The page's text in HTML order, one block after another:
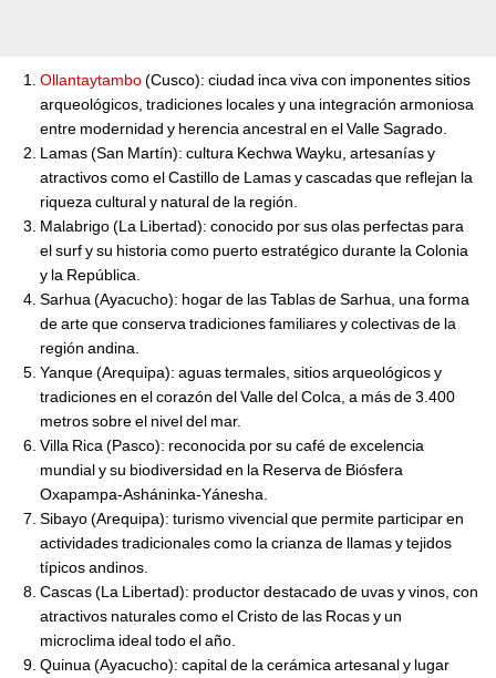
Ollantaytambo(Cusco): ciudad inca viva con imponentes sitios
arqueológicos, tradiciones locales y una integración armoniosa
entre modernidad y herencia ancestral en el Valle Sagrado.
Lamas (San Martín): cultura Kechwa Wayku, artesanías y
atractivos como el Castillo de Lamas y cascadas que reflejan la
riqueza cultural y natural de la región.
Malabrigo (La Libertad): conocido por sus olas perfectas para
el surf y su historia como puerto estratégico durante la Colonia
y la República.
Sarhua (Ayacucho): hogar de las Tablas de Sarhua, una forma
de arte que conserva tradiciones familiares y colectivas de la
región andina.
Yanque (Arequipa): aguas termales, sitios arqueológicos y
tradiciones en el corazón del Valle del Colca, a más de 3.400
metros sobre el nivel del mar.
Villa Rica (Pasco): reconocida por su café de excelencia
mundial y su biodiversidad en la Reserva de Biósfera
Oxapampa-Asháninka-Yánesha.
Sibayo (Arequipa): turismo vivencial que permite participar en
actividades tradicionales como la crianza de llamas y tejidos
típicos andinos.
Cascas (La Libertad): productor destacado de uvas y vinos, con
atractivos naturales como el Cristo de las Rocas y un
microclima ideal todo el año.
Quinua (Ayacucho): capital de la cerámica artesanal y lugar